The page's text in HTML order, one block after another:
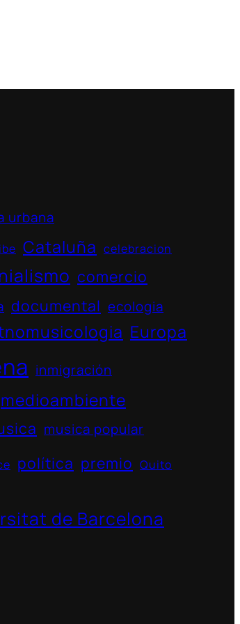
urbana
Cataluña celebracion
comercio
documental ecologia
Europa
inmigración
medioambiente
musica popular
política premio Quito
de Barcelona